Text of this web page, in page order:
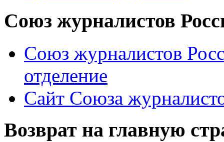
Союз журналистов
Союз журналистов
отделение
Сайт Союза
Возврат на главную